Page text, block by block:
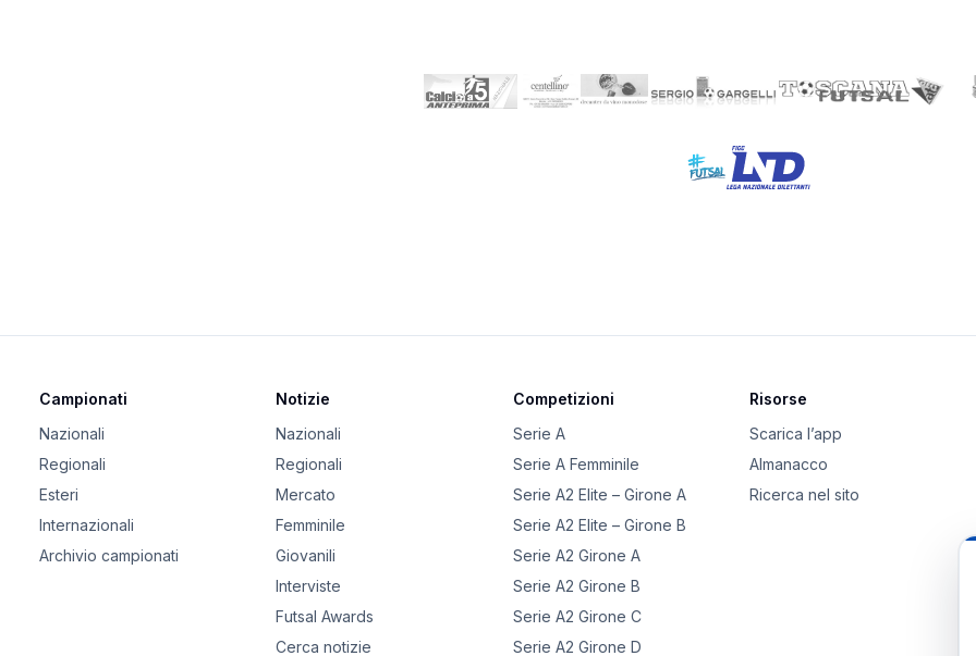
Campionati
Nazionali
Regionali
Esteri
Internazionali
Archivio campionati
Notizie
Nazionali
Regionali
Mercato
Femminile
Giovanili
Interviste
Futsal Awards
Cerca notizie
Competizioni
Serie A
Serie A Femminile
Serie A2 Elite – Girone A
Serie A2 Elite – Girone B
Serie A2 Girone A
Serie A2 Girone B
Serie A2 Girone C
Serie A2 Girone D
Risorse
Scarica l’app
Almanacco
Ricerca nel sito